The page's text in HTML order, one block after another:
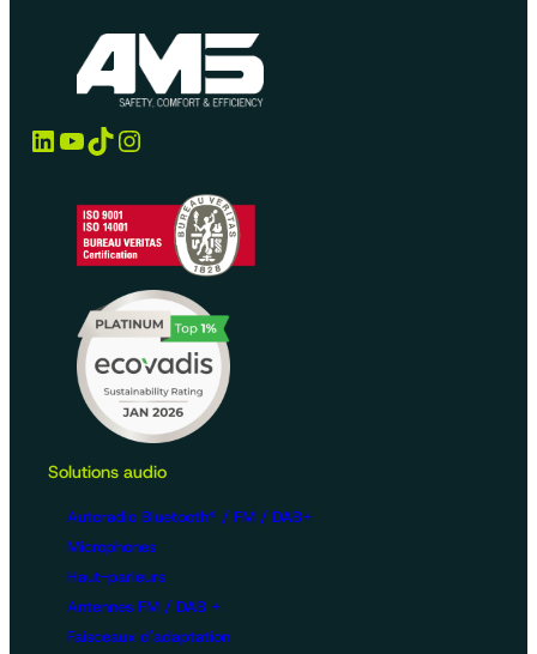
LinkedIn YouTube TikTok Instagram
Solutions audio
Autoradio Bluetooth® / FM / DAB+
Microphones
Haut-parleurs
Antennes FM / DAB +
Faisceaux d'adaptation